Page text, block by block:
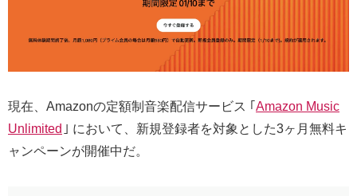
現在、Amazonの定額制音楽配信サービス ｢ Amazon Music
Unlimited ｣ において、新規登録者を対象とした3ヶ月無料キ
ャンペーンが開催中だ。